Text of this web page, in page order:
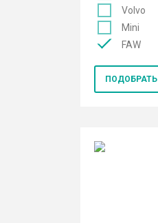
Volvo
Mini
FAW
ПОДОБРАТЬ